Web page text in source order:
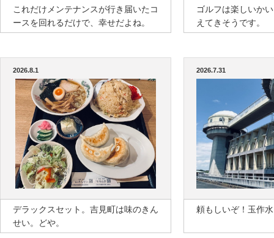
これだけメンテナンスが行き届いたコ
ースを回れるだけで、幸せだよね。
ゴルフは楽しいか
えてきそうです。
2026.8.1
デラックスセット。吉見町は味のきん
せい。どや。
2026.7.31
頼もしいぞ！玉作